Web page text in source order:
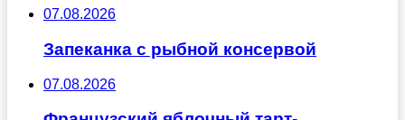
07.08.2026
Запеканка с рыбной консервой
07.08.2026